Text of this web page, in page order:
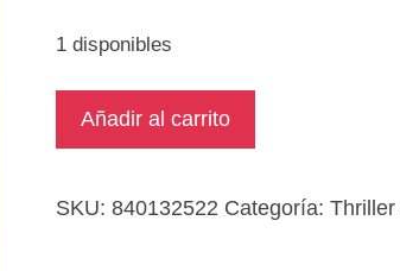
1 disponibles
los
Añadir al carrito
SKU:840132522 Categoría: